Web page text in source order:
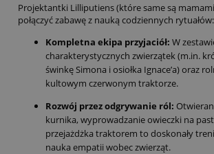
Projektantki Lilliputiens (które same są
połączyć zabawę z nauką codziennych rytuałów:
Kompletna ekipa przyjaciół: W
charakterystycznych zwierzątek (m.in.
świnkę Simona i osiołka Ignace’a) oraz
kultowym czerwonym traktorze.
Rozwój przez odgrywanie ról:
kurnika, wyprowadzanie owieczki na
przejażdżka traktorem to doskonały
nauka empatii wobec zwierząt.